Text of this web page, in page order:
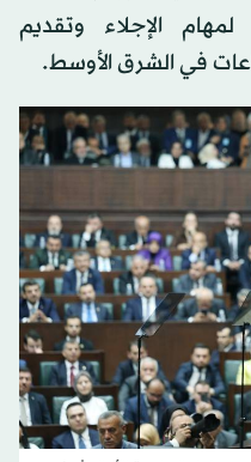
لمهام الإجلاء وتقديم
في الشرق الأوسط.